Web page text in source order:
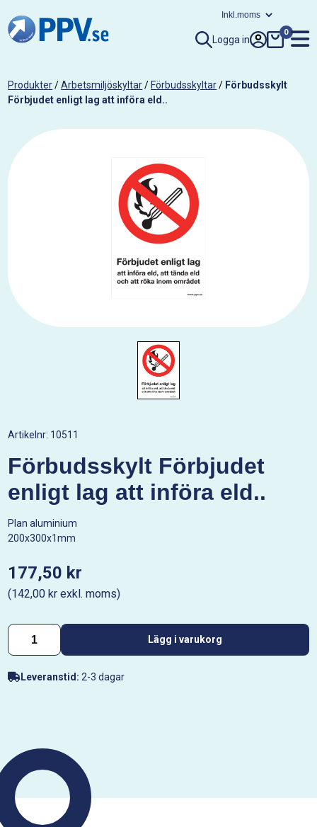
Logga in
0
Produkter/Arbetsmiljöskyltar/ Förbudsskyltar/ Förbudsskylt
Förbjudet enligt lag att införa eld..
Artikelnr: 10511
Förbudsskylt Förbjudet
enligt lag att införa eld..
Plan aluminium
200x300x1mm
177,50 kr
(142,00 kr exkl. moms)
Lägg i varukorg
Leveranstid: 2-3 dagar